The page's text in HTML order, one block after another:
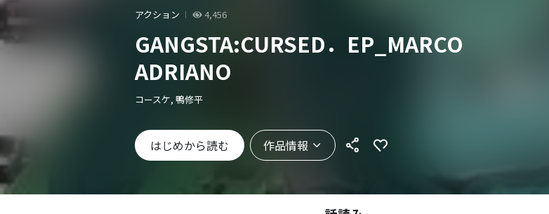
アクション 4,456
GANGSTA:CURSED．EP_MARCO
ADRIANO
コースケ, 鴨修平
はじめから読む 作品情報